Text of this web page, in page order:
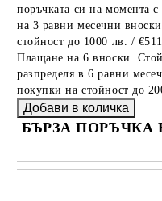
поръчката си на момента с
на 3 равни месечни
стойност до 1000 лв. /
Плащане на 6 вноски.
разпределя в 6 равни
покупки на стойност до
БЪРЗА ПОРЪЧКА
САМО